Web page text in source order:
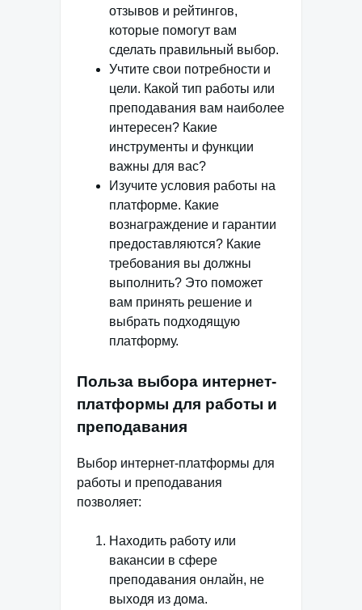
отзывов и рейтингов,
которые помогут вам
сделать правильный выбор.
Учтите свои потребности и
цели. Какой тип работы или
преподавания вам наиболее
интересен? Какие
инструменты и функции
важны для вас?
Изучите условия работы на
платформе. Какие
вознаграждение и гарантии
предоставляются? Какие
требования вы должны
выполнить? Это поможет
вам принять решение и
выбрать подходящую
платформу.
Польза выбора интернет-
платформы для работы и
преподавания
Выбор интернет-платформы для
работы и преподавания
позволяет:
Находить работу или
вакансии в сфере
преподавания онлайн, не
выходя из дома.